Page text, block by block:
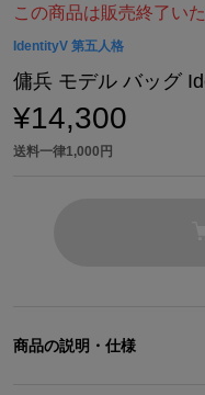
この商品は販売終了い
IdentityV 第五人格
傭兵 モデル バッグ
¥14,300
送料一律1,000円
商品の説明・仕様